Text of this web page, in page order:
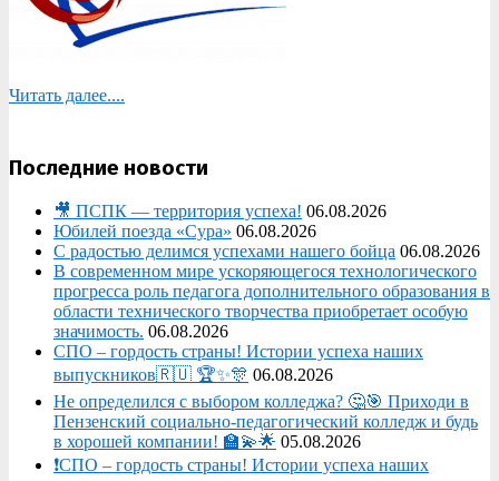
Читать далее....
Последние новости
🎥 ПСПК — территория успеха! 06.08.2026
Юбилей поезда «Сура» 06.08.2026
С радостью делимся успехами нашего бойца 06.08.2026
В современном мире ускоряющегося технологического
прогресса роль педагога дополнительного образования в
области технического творчества приобретает особую
значимость. 06.08.2026
СПО – гордость страны! Истории успеха наших
выпускников🇷🇺 🏆✨🎊 06.08.2026
Не определился с выбором колледжа? 🤔🎯 Приходи в
Пензенский социально-педагогический колледж и будь
в хорошей компании! 🏫💫🌟 05.08.2026
❗СПО – гордость страны! Истории успеха наших